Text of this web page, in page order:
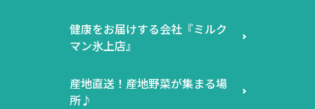
健康をお届けする会社『ミルク
マン氷上店』
産地直送！産地野菜が集まる場
所♪